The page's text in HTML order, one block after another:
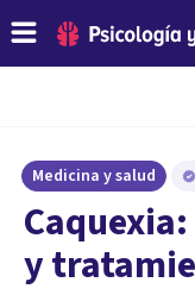
Medicina y salud
y